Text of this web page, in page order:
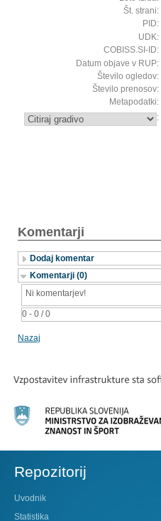
Št. strani:
PID:
UDK:
COBISS.SI-ID:
Datum objave v RUP:
Število ogledov:
Število prenosov:
Metapodatki:
:
Komentarji
Dodaj komentar
Komentarji (0)
0 - 0 / 0
Ni komentarjev!
Nazaj
Repozitorij
Uvodnik
Statistika